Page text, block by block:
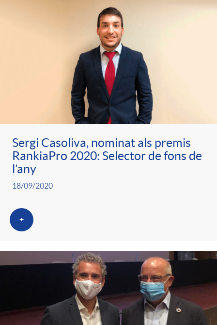
Sergi Casoliva, nominat als premis
RankiaPro 2020: Selector de fons de
l’any
18/09/2020
+